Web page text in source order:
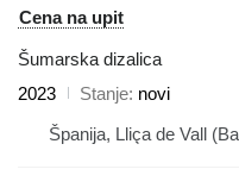
Cena na upit
Šumarska dizalica
2023
Stanje novi
Španija, Lliça de Vall